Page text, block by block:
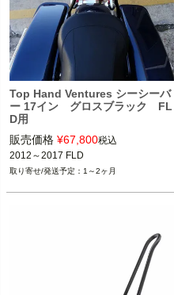
Top Hand Ventures シーシーバ
ー 17イン グロスブラック FL
D用
販売価格 ¥67,800税込
2012～2017 FLD
1～2ヶ月